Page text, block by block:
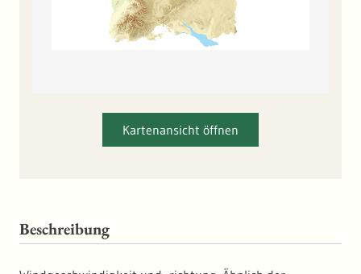
Kartenansicht öffnen
Beschreibung